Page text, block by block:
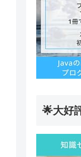
🌟大好